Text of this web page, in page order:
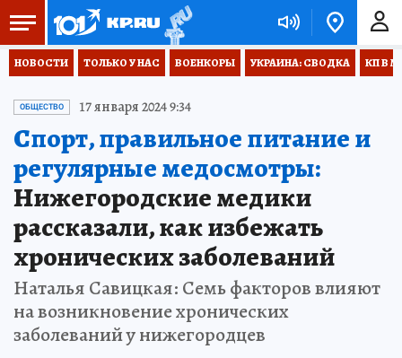
НОВОСТИ ТОЛЬКО У НАС ВОЕНКОРЫ УКРАИНА: СВОДКА КП В
ОБЩЕСТВО 17 января 2024 9:34
Спорт, правильное питание и
регулярные медосмотры:
Нижегородские медики
рассказали, как избежать
хронических заболеваний
Наталья Савицкая: Семь факторов влияют
на возникновение хронических
заболеваний у нижегородцев